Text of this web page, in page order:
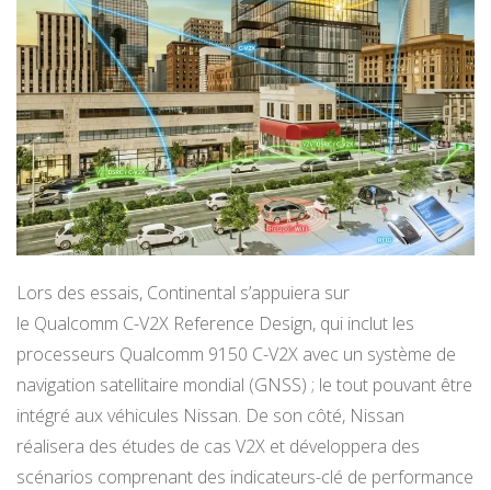
Lors des essais, Continental s’appuiera sur
le Qualcomm C-V2X Reference Design, qui inclut les
processeurs Qualcomm 9150 C-V2X avec un système de
navigation satellitaire mondial (GNSS) ; le tout pouvant être
intégré aux véhicules Nissan. De son côté, Nissan
réalisera des études de cas V2X et développera des
scénarios comprenant des indicateurs-clé de performance